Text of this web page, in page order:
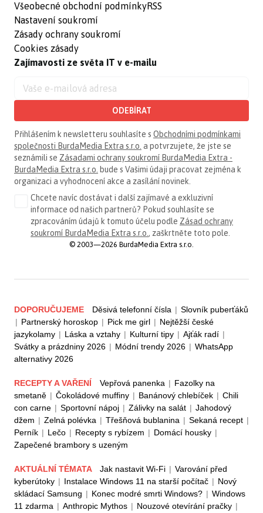
Všeobecné obchodní podmínky
Nastavení soukromí
Zásady ochrany soukromí
Cookies zásady
RSS
Zajímavosti ze světa IT v e-mailu
ODEBÍRAT
Přihlášením k newsletteru souhlasíte s Obchodními podmínkami
společnosti BurdaMedia Extra s.r.o. a potvrzujete, že jste se
seznámili se Zásadami ochrany soukromí BurdaMedia Extra -
BurdaMedia Extra s.r.o. bude s Vašimi údaji pracovat zejména k
organizaci a vyhodnocení akce a zasílání novinek.
Chcete navíc dostávat i další zajímavé a exkluzivní
informace od našich partnerů? Pokud souhlasíte se
zpracováním údajů k tomuto účelu podle Zásad ochrany
soukromí BurdaMedia Extra s.r.o., zaškrtněte toto pole.
© 2003—2026 BurdaMedia Extra s.r.o.
DOPORUČUJEME Děsivá telefonní čísla | Slovník puberťáků
| Partnerský horoskop | Pick me girl | Nejtěžší české
jazykolamy | Láska a vztahy | Kulturní tipy | Ajťák radí |
Svátky a prázdniny 2026 | Módní trendy 2026 | WhatsApp
alternativy 2026
RECEPTY A VAŘENÍ Vepřová panenka | Fazolky na
smetaně | Čokoládové muffiny | Banánový chlebíček | Chili
con carne | Sportovní nápoj | Zálivky na salát | Jahodový
džem | Zelná polévka | Třešňová bublanina | Sekaná recept |
Perník | Lečo | Recepty s rybízem | Domácí housky |
Zapečené brambory s uzeným
AKTUÁLNÍ TÉMATA Jak nastavit Wi-Fi | Varování před
kyberútoky | Instalace Windows 11 na starší počítač | Nový
skládací Samsung | Konec modré smrti Windows? | Windows
11 zdarma | Anthropic Mythos | Nouzové otevírání pračky |